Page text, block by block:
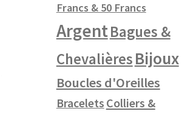
Francs & 50 Francs
ArgentBagues &
ChevalièresBijoux
Boucles d'Oreilles
Bracelets Colliers &